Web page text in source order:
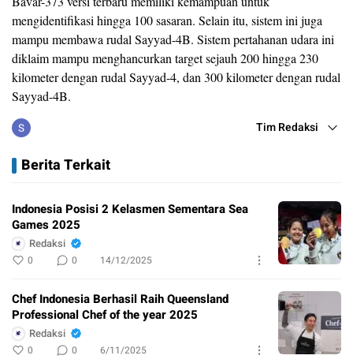
mengidentifikasi hingga 100 sasaran. Selain itu, sistem ini juga
mampu membawa rudal Sayyad-4B. Sistem pertahanan udara ini
diklaim mampu menghancurkan target sejauh 200 hingga 230
kilometer dengan rudal Sayyad-4, dan 300 kilometer dengan rudal
Sayyad-4B.
Tim Redaksi
Berita Terkait
Indonesia Posisi 2 Kelasmen Sementara Sea
Games 2025
Redaksi
0 0 14/12/2025
Chef Indonesia Berhasil Raih Queensland
Professional Chef of the year 2025
Redaksi
0 0 6/11/2025